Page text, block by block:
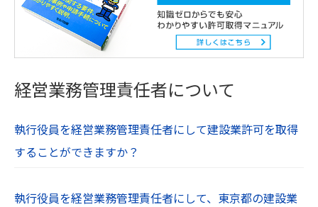
経営業務管理責任者について
執行役員を経営業務管理責任者にして建設業許可を取得
することができますか？
執行役員を経営業務管理責任者にして、東京都の建設業